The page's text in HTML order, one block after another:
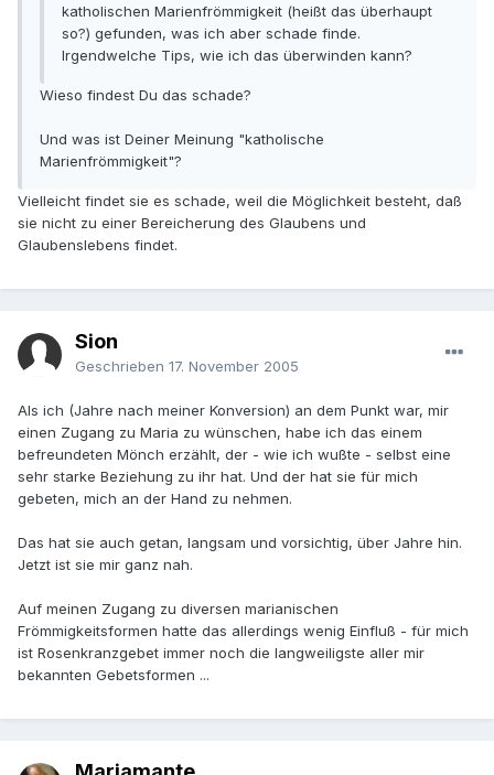
katholischen Marienfrömmigkeit (heißt das überhaupt
so?) gefunden, was ich aber schade finde.
Irgendwelche Tips, wie ich das überwinden kann?
Wieso findest Du das schade?
Und was ist Deiner Meinung "katholische
Marienfrömmigkeit"?
Vielleicht findet sie es schade, weil die Möglichkeit besteht, daß
sie nicht zu einer Bereicherung des Glaubens und
Glaubenslebens findet.
Sion
Geschrieben 17. November 2005
Als ich (Jahre nach meiner Konversion) an dem Punkt war, mir
einen Zugang zu Maria zu wünschen, habe ich das einem
befreundeten Mönch erzählt, der - wie ich wußte - selbst eine
sehr starke Beziehung zu ihr hat. Und der hat sie für mich
gebeten, mich an der Hand zu nehmen.
Das hat sie auch getan, langsam und vorsichtig, über Jahre hin.
Jetzt ist sie mir ganz nah.
Auf meinen Zugang zu diversen marianischen
Frömmigkeitsformen hatte das allerdings wenig Einfluß - für mich
ist Rosenkranzgebet immer noch die langweiligste aller mir
bekannten Gebetsformen ...